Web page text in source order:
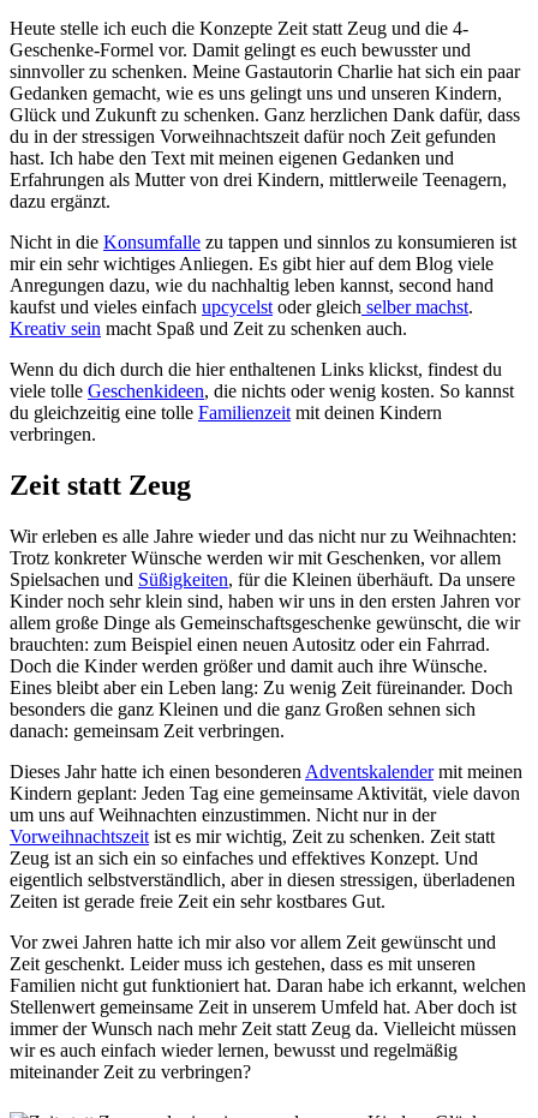
Heute stelle ich euch die Konzepte Zeit statt Zeug und die 4-
Geschenke-Formel vor. Damit gelingt es euch bewusster und
sinnvoller zu schenken. Meine Gastautorin Charlie hat sich ein paar
Gedanken gemacht, wie es uns gelingt uns und unseren Kindern,
Glück und Zukunft zu schenken. Ganz herzlichen Dank dafür, dass
du in der stressigen Vorweihnachtszeit dafür noch Zeit gefunden
hast. Ich habe den Text mit meinen eigenen Gedanken und
Erfahrungen als Mutter von drei Kindern, mittlerweile Teenagern,
dazu ergänzt.
Nicht in die Konsumfalle zu tappen und sinnlos zu konsumieren ist
mir ein sehr wichtiges Anliegen. Es gibt hier auf dem Blog viele
Anregungen dazu, wie du nachhaltig leben kannst, second hand
kaufst und vieles einfach upcycelst oder gleich selber machst.
Kreativ sein macht Spaß und Zeit zu schenken auch.
Wenn du dich durch die hier enthaltenen Links klickst, findest du
viele tolle Geschenkideen, die nichts oder wenig kosten. So kannst
du gleichzeitig eine tolle Familienzeit mit deinen Kindern
verbringen.
Zeit statt Zeug
Wir erleben es alle Jahre wieder und das nicht nur zu Weihnachten:
Trotz konkreter Wünsche werden wir mit Geschenken, vor allem
Spielsachen und Süßigkeiten, für die Kleinen überhäuft. Da unsere
Kinder noch sehr klein sind, haben wir uns in den ersten Jahren vor
allem große Dinge als Gemeinschaftsgeschenke gewünscht, die wir
brauchten: zum Beispiel einen neuen Autositz oder ein Fahrrad.
Doch die Kinder werden größer und damit auch ihre Wünsche.
Eines bleibt aber ein Leben lang: Zu wenig Zeit füreinander. Doch
besonders die ganz Kleinen und die ganz Großen sehnen sich
danach: gemeinsam Zeit verbringen.
Dieses Jahr hatte ich einen besonderen Adventskalendermit meinen
Kindern geplant: Jeden Tag eine gemeinsame Aktivität, viele davon
um uns auf Weihnachten einzustimmen. Nicht nur in der
Vorweihnachtszeit ist es mir wichtig, Zeit zu schenken. Zeit statt
Zeug ist an sich ein so einfaches und effektives Konzept. Und
eigentlich selbstverständlich, aber in diesen stressigen, überladenen
Zeiten ist gerade freie Zeit ein sehr kostbares Gut.
Vor zwei Jahren hatte ich mir also vor allem Zeit gewünscht und
Zeit geschenkt. Leider muss ich gestehen, dass es mit unseren
Familien nicht gut funktioniert hat. Daran habe ich erkannt, welchen
Stellenwert gemeinsame Zeit in unserem Umfeld hat. Aber doch ist
immer der Wunsch nach mehr Zeit statt Zeug da. Vielleicht müssen
wir es auch einfach wieder lernen, bewusst und regelmäßig
miteinander Zeit zu verbringen?